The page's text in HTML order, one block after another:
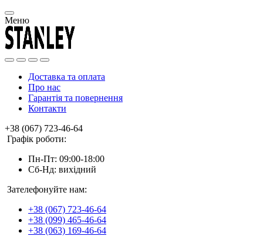
Меню
Доставка та оплата
Про нас
Гарантія та повернення
Контакти
+38 (067) 723-46-64
Графік роботи:
Пн-Пт: 09:00-18:00
Сб-Нд: вихідний
Зателефонуйте нам:
+38 (067) 723-46-64
+38 (099) 465-46-64
+38 (063) 169-46-64